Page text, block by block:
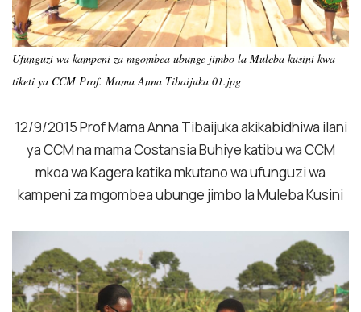
Ufunguzi wa kampeni za mgombea ubunge jimbo la Muleba kusini kwa
tiketi ya CCM Prof. Mama Anna Tibaijuka 01.jpg
12/9/2015 Prof Mama Anna Tibaijuka akikabidhiwa ilani
ya CCM na mama Costansia Buhiye katibu wa CCM
mkoa wa Kagera katika mkutano wa ufunguzi wa
kampeni za mgombea ubunge jimbo la Muleba Kusini